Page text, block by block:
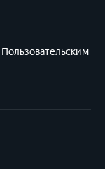
Пользовательским